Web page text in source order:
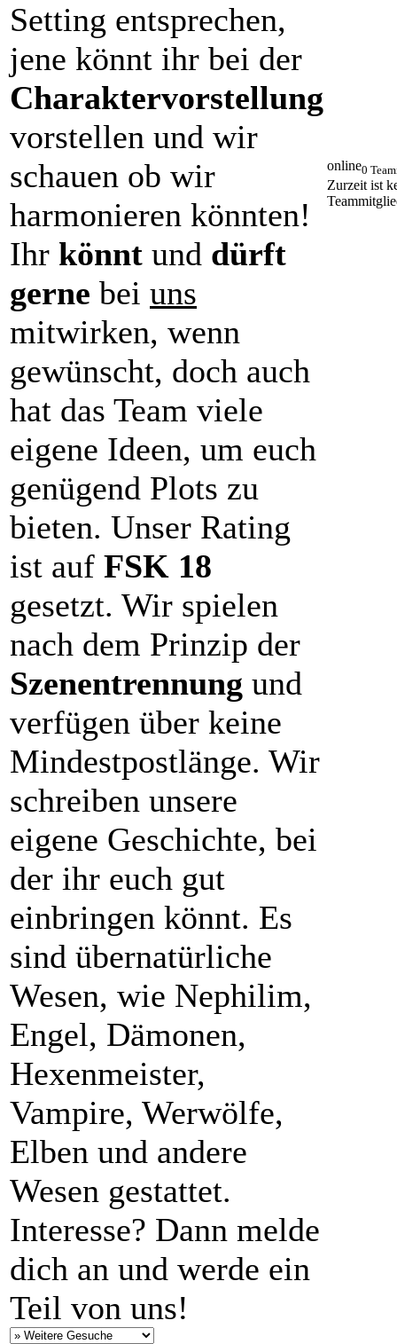
Setting entsprechen,
jene könnt ihr bei der
Charaktervorstellung
vorstellen und wir
schauen ob wir
harmonieren könnten!
Ihr könnt und dürft
gerne bei uns
mitwirken, wenn
gewünscht, doch auch
hat das Team viele
eigene Ideen, um euch
genügend Plots zu
bieten. Unser Rating
ist auf FSK 18
gesetzt. Wir spielen
nach dem Prinzip der
Szenentrennung und
verfügen über keine
Mindestpostlänge. Wir
schreiben unsere
eigene Geschichte, bei
der ihr euch gut
einbringen könnt. Es
sind übernatürliche
Wesen, wie Nephilim,
Engel, Dämonen,
Hexenmeister,
Vampire, Werwölfe,
Elben und andere
Wesen gestattet.
Interesse? Dann melde
dich an und werde ein
Teil von uns!
online0
Zurzeit ist